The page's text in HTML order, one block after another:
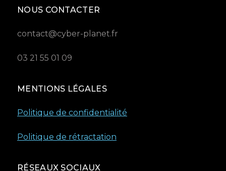
NOUS CONTACTER
contact@cyber-planet.fr
03 21 55 01 09
MENTIONS LÉGALES
Politique de confidentialité
Politique de rétractation
RÉSEAUX SOCIAUX